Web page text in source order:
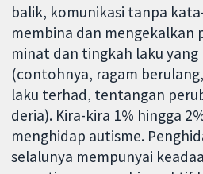
balik, komunikasi tanpa
membina dan mengekalkan
minat dan tingkah laku
(contohnya, ragam
laku terhad, tentangan
deria). Kira-kira 1% hingga
menghidap autisme.
selalunya mempunyai